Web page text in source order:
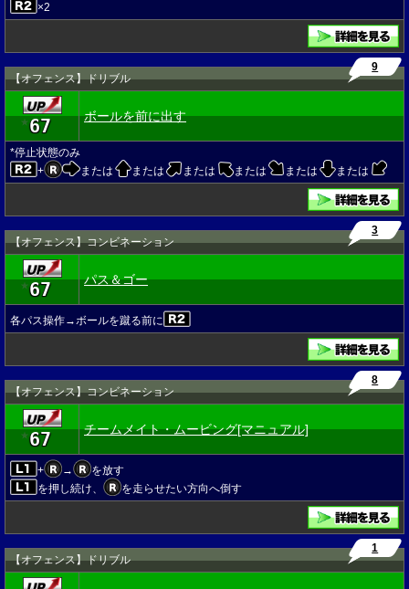
×2
【オフェンス】ドリブル
9
★67 ボールを前に出す
*停止状態のみ
+
または または または または または または
【オフェンス】コンビネーション
3
★67 パス＆ゴー
各パス操作→ボールを蹴る前に
【オフェンス】コンビネーション
8
★67 チームメイト・ムービング[マニュアル]
+ →
を放す
を押し続け、
を走らせたい方向へ倒す
【オフェンス】ドリブル
1